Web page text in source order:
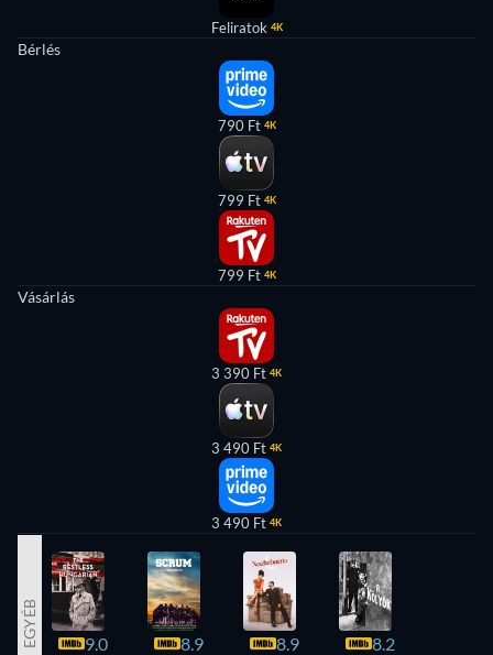
Feliratok 4K
Bérlés
790 Ft 4K
799 Ft 4K
799 Ft 4K
Vásárlás
3 390 Ft 4K
3 490 Ft 4K
3 490 Ft 4K
EGYÉB 9.0 8.9 8.9 8.2